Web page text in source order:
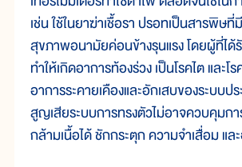
เช่น ใช้ในยาฆ่าเชื้อรา ปรอทเป็นสารพิษ
สุขภาพอนามัยค่อนข้างรุนแรง โดยผู้ที่ได้รั
ทำให้เกิดอาการท้องร่วง เป็นโรคไต และโ
อาการระคายเคืองและอักเสบของระบบป
สูญเสียระบบการทรงตัวไม่อาจควบคุมก
กล้ามเนื้อได้ ชักกระตุก ความจำเสื่อม แล